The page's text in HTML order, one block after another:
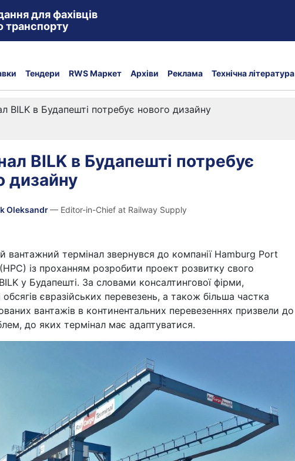
для фахівців
транспорту
Тендери RWS Маркет Архіви Реклама Технічна література
BILK в Будапешті потребує нового дизайну
BILK в Будапешті потребує
дизайну
Oleksandr— Editor-in-Chief at Railway Supply
вантажний термінал звернувся до компанії Hamburg Port
із проханням розробити проект розвитку свого
у Будапешті. За словами консалтингової фірми,
обсягів євразійських перевезень, а також більша частка
вантажів в континентальних перевезеннях призвели до
до яких термінал має адаптуватися.